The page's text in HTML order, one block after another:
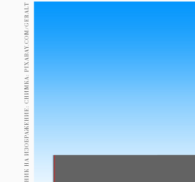
Пътувай
Здраве
Gentlemen
Wellness
ПОСЛЕДВАЙТЕ
НИ
ИЗТОЧНИК НА ИЗОБРАЖЕНИЕ: СНИМКА: PIXABAY.COM/GERALT